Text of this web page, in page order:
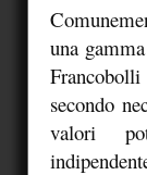
una
secondo
valori